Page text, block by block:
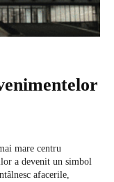
mare centru
a devenit un simbol
afacerile,